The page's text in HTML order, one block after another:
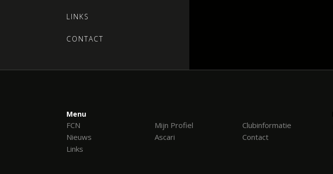
LINKS
CONTACT
Menu
FCN Mijn Profiel
Clubinformatie
Nieuws
Ascari
Contact
Links